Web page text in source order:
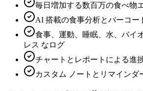
毎日増加する数百万の食べ物
AI 搭載の食事分析とバーコー
食事、運動、睡眠、水、バイ
レス なログ
チャートとレポートによる進
カスタム ノートとリマインダ